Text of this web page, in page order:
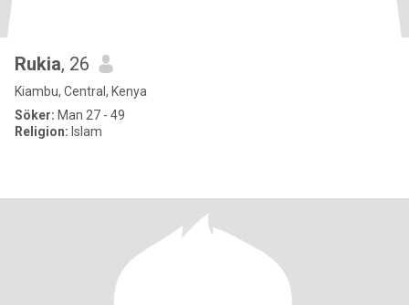
Rukia, 26
Kiambu, Central, Kenya
Söker: Man 27 - 49
Religion: Islam